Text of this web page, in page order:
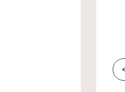
F
o
r
g
e
s
i
d